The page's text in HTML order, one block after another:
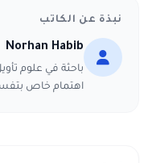
نبذة عن الكاتب
Norhan Habib
باحثة في علوم
اهتمام خاص